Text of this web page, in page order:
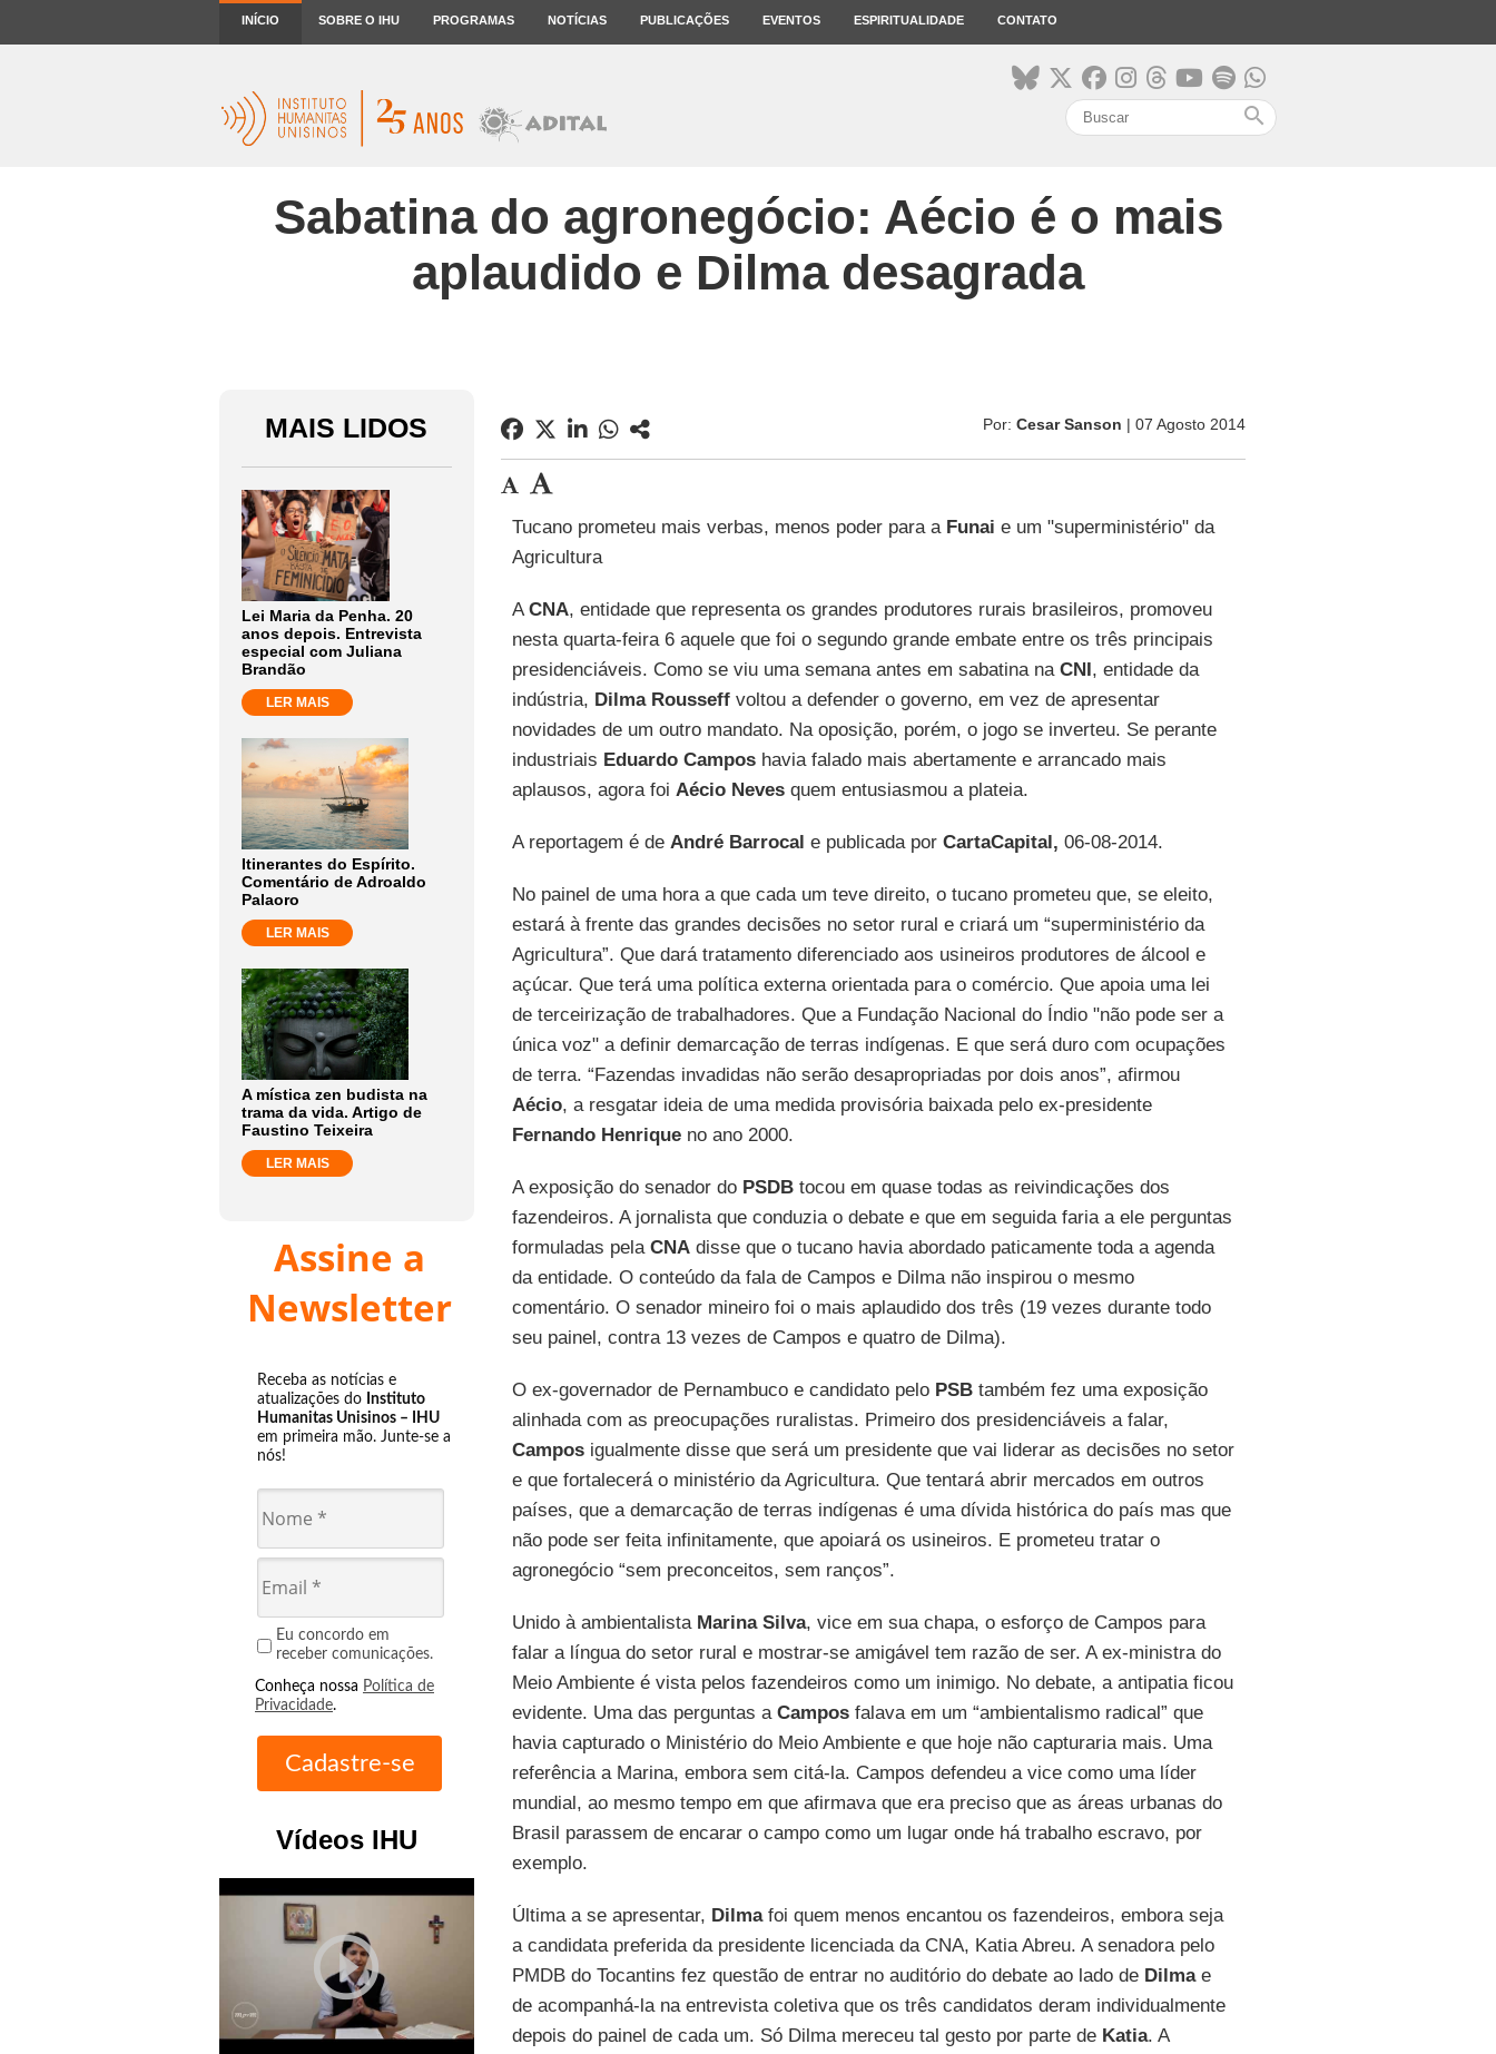
INÍCIO SOBRE O IHU PROGRAMAS NOTÍCIAS PUBLICAÇÕES EVENTOS ESPIRITUALIDADE CONTATO
search
Sabatina do agronegócio: Aécio é o mais
aplaudido e Dilma desagrada
MAIS LIDOS
Lei Maria da Penha. 20
anos depois. Entrevista
especial com Juliana
Brandão
LER MAIS
Itinerantes do Espírito.
Comentário de Adroaldo
Palaoro
LER MAIS
A mística zen budista na
trama da vida. Artigo de
Faustino Teixeira
LER MAIS
Assine a
Newsletter
Receba as notícias e
atualizações do Instituto
Humanitas Unisinos – IHU
em primeira mão. Junte-se a
nós!
Eu concordo em
receber comunicações.
Conheça nossa Política de
Privacidade.
Vídeos IHU
play_circle_outline
Por: Cesar Sanson | 07 Agosto 2014
Tucano prometeu mais verbas, menos poder para a Funai e um "superministério" da
Agricultura
ACNA, entidade que representa os grandes produtores rurais brasileiros, promoveu
nesta quarta-feira 6 aquele que foi o segundo grande embate entre os três principais
presidenciáveis. Como se viu uma semana antes em sabatina na CNI, entidade da
indústria, Dilma Rousseffvoltou a defender o governo, em vez de apresentar
novidades de um outro mandato. Na oposição, porém, o jogo se inverteu. Se perante
industriais Eduardo Camposhavia falado mais abertamente e arrancado mais
aplausos, agora foi Aécio Nevesquem entusiasmou a plateia.
A reportagem é de André Barrocal e publicada por CartaCapital, 06-08-2014.
No painel de uma hora a que cada um teve direito, o tucano prometeu que, se eleito,
estará à frente das grandes decisões no setor rural e criará um “superministério da
Agricultura”. Que dará tratamento diferenciado aos usineiros produtores de álcool e
açúcar. Que terá uma política externa orientada para o comércio. Que apoia uma lei
de terceirização de trabalhadores. Que a Fundação Nacional do Índio "não pode ser a
única voz" a definir demarcação de terras indígenas. E que será duro com ocupações
de terra. “Fazendas invadidas não serão desapropriadas por dois anos”, afirmou
Aécio, a resgatar ideia de uma medida provisória baixada pelo ex-presidente
Fernando Henriqueno ano 2000.
A exposição do senador do PSDBtocou em quase todas as reivindicações dos
fazendeiros. A jornalista que conduzia o debate e que em seguida faria a ele perguntas
formuladas pela CNAdisse que o tucano havia abordado paticamente toda a agenda
da entidade. O conteúdo da fala de Campos e Dilma não inspirou o mesmo
comentário. O senador mineiro foi o mais aplaudido dos três (19 vezes durante todo
seu painel, contra 13 vezes de Campos e quatro de Dilma).
O ex-governador de Pernambuco e candidato pelo PSBtambém fez uma exposição
alinhada com as preocupações ruralistas. Primeiro dos presidenciáveis a falar,
Camposigualmente disse que será um presidente que vai liderar as decisões no setor
e que fortalecerá o ministério da Agricultura. Que tentará abrir mercados em outros
países, que a demarcação de terras indígenas é uma dívida histórica do país mas que
não pode ser feita infinitamente, que apoiará os usineiros. E prometeu tratar o
agronegócio “sem preconceitos, sem ranços”.
Unido à ambientalista Marina Silva, vice em sua chapa, o esforço de Campos para
falar a língua do setor rural e mostrar-se amigável tem razão de ser. A ex-ministra do
Meio Ambiente é vista pelos fazendeiros como um inimigo. No debate, a antipatia ficou
evidente. Uma das perguntas a Camposfalava em um “ambientalismo radical” que
havia capturado o Ministério do Meio Ambiente e que hoje não capturaria mais. Uma
referência a Marina, embora sem citá-la. Campos defendeu a vice como uma líder
mundial, ao mesmo tempo em que afirmava que era preciso que as áreas urbanas do
Brasil parassem de encarar o campo como um lugar onde há trabalho escravo, por
exemplo.
Última a se apresentar, Dilmafoi quem menos encantou os fazendeiros, embora seja
a candidata preferida da presidente licenciada da CNA, Katia Abreu. A senadora pelo
PMDB do Tocantins fez questão de entrar no auditório do debate ao lado de Dilmae
de acompanhá-la na entrevista coletiva que os três candidatos deram individualmente
depois do painel de cada um. Só Dilma mereceu tal gesto por parte de Katia. A